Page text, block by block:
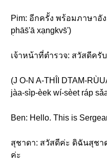
Pim: อีกครั้ง พร้อมภาษาอั
p̣hās̄ʹā xạngkvs̄ʹ)
เจ้าหน้าที่ตำรวจ: สวัสดีครั
(J O-N A-THÎI DTAM-
jàa-sìp-èek wí-sèet ráp
Ben: Hello. This is
สุชาดา: สวัสดีค่ะ ดิฉันสุช
ค่ะ